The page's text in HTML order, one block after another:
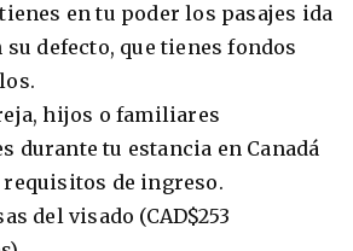
en tu poder los pasajes ida
su defecto, que tienes fondos
hijos o familiares
durante tu estancia en Canadá
de ingreso.
del visado (CAD$253